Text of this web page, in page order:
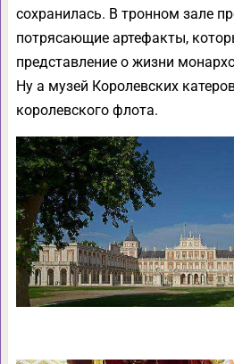
сохранилась. В тронном зале
потрясающие артефакты,
представление о жизни
Ну а музей Королевских
королевского флота.